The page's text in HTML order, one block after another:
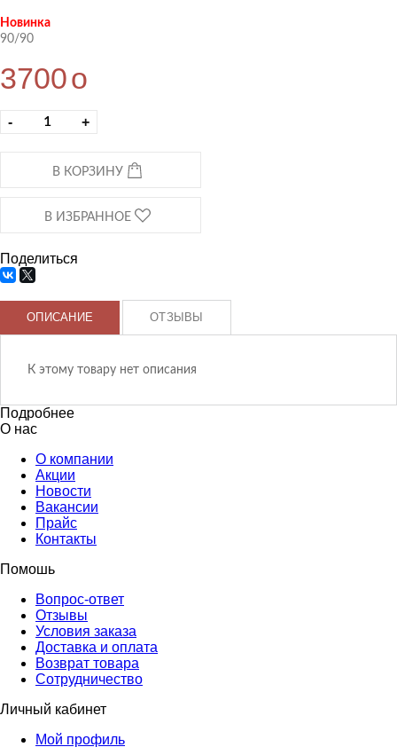
Новинка
90/90
3700o
- +
В КОРЗИНУ
В ИЗБРАННОЕ
Поделиться
ОПИСАНИЕ ОТЗЫВЫ
К этому товару нет описания
Подробнее
О нас
О компании
Акции
Новости
Вакансии
Прайс
Контакты
Помошь
Вопрос-ответ
Отзывы
Условия заказа
Доставка и оплата
Возврат товара
Сотрудничество
Личный кабинет
Мой профиль